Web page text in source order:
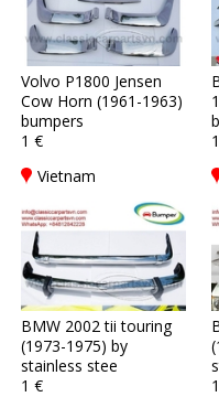
Volvo P1800 Jensen
Cow Horn (1961-1963)
bumpers
1 €
Vietnam
BMW 2002 tii touring
(1973-1975) by
stainless stee
1 €